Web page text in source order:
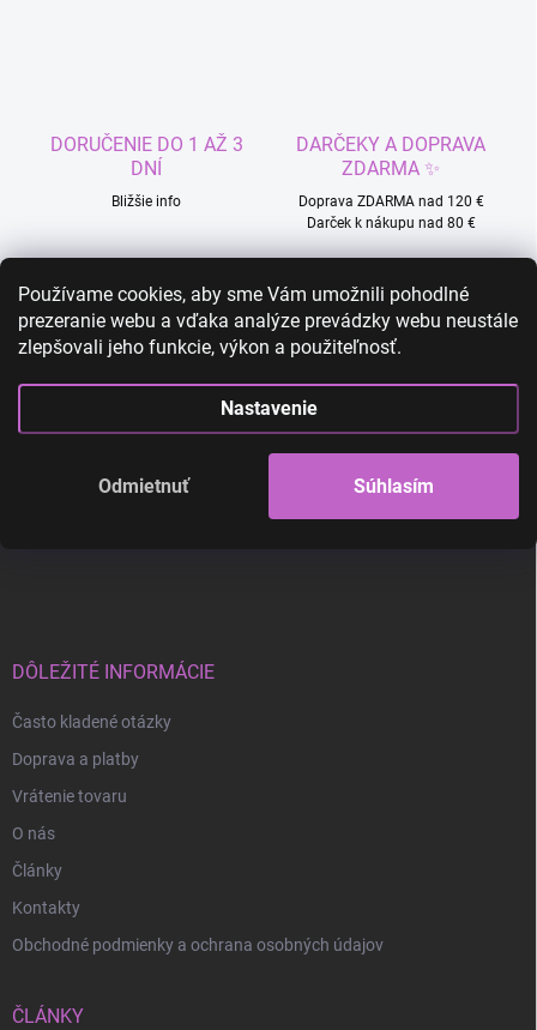
Používame cookies, aby sme Vám umožnili pohodlné
prezeranie webu a vďaka analýze prevádzky webu neustále
zlepšovali jeho funkcie, výkon a použiteľnosť.
Nastavenie
Odmietnuť Súhlasím
v
y
v
ý
i
s
u
DORUČENIE DO 1 AŽ 3
DNÍ
Bližšie info
DARČEKY A DOPRAVA
ZDARMA ✨
Doprava ZDARMA nad 120 €
Darček k nákupu nad 80 €
JEDNODUCHÉ VRÁTENIE
TOVARU
RÝCHLA ZÁKAZNÍCKA
PODPORA 24/7
DÔLEŽITÉ INFORMÁCIE
Často kladené otázky
Doprava a platby
Vrátenie tovaru
O nás
Články
Kontakty
Obchodné podmienky a ochrana osobných údajov
ČLÁNKY